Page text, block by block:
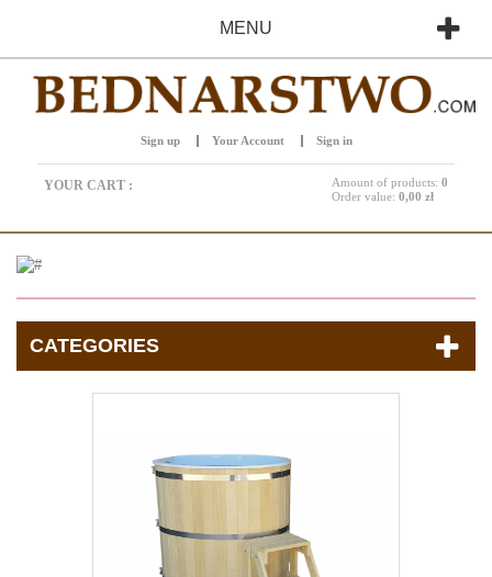
MENU
Sign up Your Account Sign in
YOUR CART : Amount of products: 0
Order value: 0,00 zł
CATEGORIES